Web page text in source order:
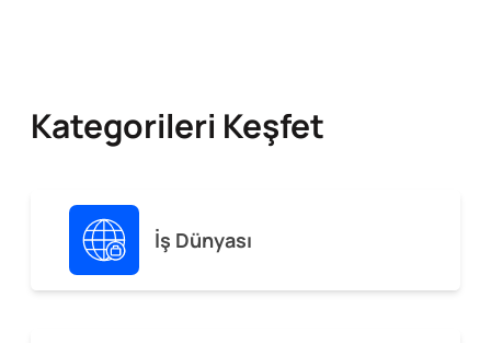
Kategorileri Keşfet
İş Dünyası